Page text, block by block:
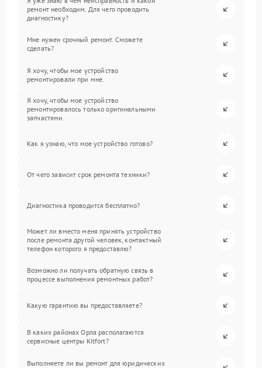
ремонт необходим. Для чего проводить
диагностику?
Мне нужен срочный ремонт. Сможете
сделать?
Я хочу, чтобы мое устройство
ремонтировали при мне.
Я хочу, чтобы мое устройство
ремонтировалось только оригинальными
запчастями.
Как я узнаю, что мое устройство готово?
От чего зависит срок ремонта техники?
Диагностика проводится бесплатно?
Может ли вместо меня принять устройство
после ремонта другой человек, контактный
телефон которого я предоставлю?
Возможно ли получать обратную связь в
процессе выполнения ремонтных работ?
Какую гарантию вы предоставляете?
В каких районах Орла располагаются
сервисные центры Kitfort?
Выполняете ли вы ремонт для юридических